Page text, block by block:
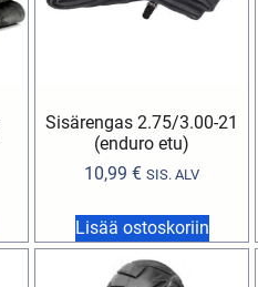
Sisärengas 2.75/3.00-21
(enduro etu)
10,99€ SIS. ALV
Lisää ostoskoriin